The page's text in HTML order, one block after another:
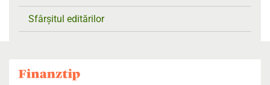
Sfârșitul editărilor